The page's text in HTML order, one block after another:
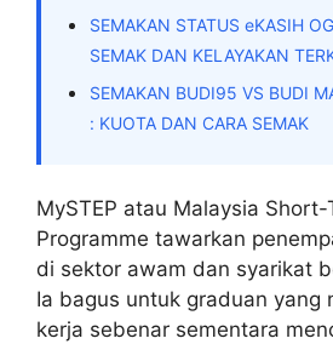
SEMAKAN STATUS eKASIH
SEMAK DAN KELAYAKAN
SEMAKAN BUDI95 VS BUDI
: KUOTA DAN CARA SEMAK
MySTEP atau Malaysia
Programme tawarkan
di sektor awam dan syarikat
Ia bagus untuk graduan yang
kerja sebenar sementara